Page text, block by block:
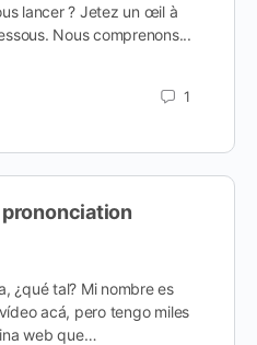
lancer ? Jetez un œil à
Nous comprenons...
1
prononciation
¿qué tal? Mi nombre es
acá, pero tengo miles
web que…